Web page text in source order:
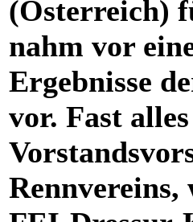
(Österreich)
nahm vor
Ergebnisse
vor. Fast
Rennvereins,